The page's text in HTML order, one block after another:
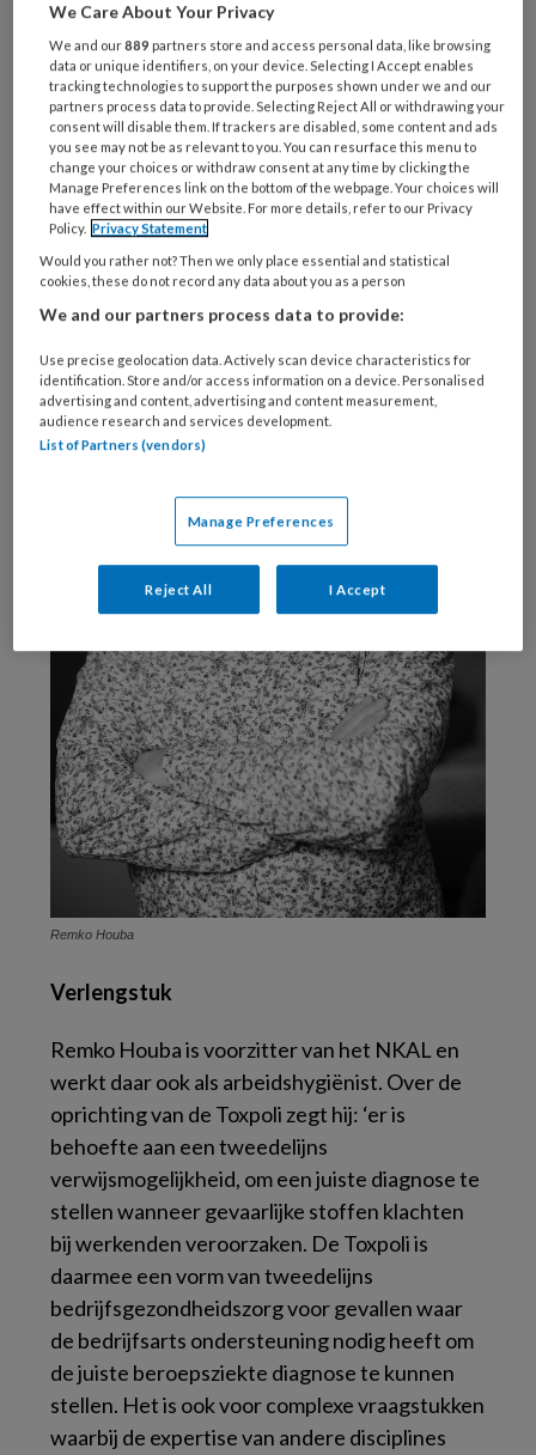
bloedaandoeningen die door het werken met
gevaarlijke stoffen kunnen ontstaan.
Patiënten worden in de nieuwe polikliniek
onderzocht door een interdisciplinair team (zie
kader) waaronderFrits van Rooy, bedrijfsarts
en (deeltijd-)hoogleraar Vroegsignalering en
Preventie van Beroepsziekten.
Remko Houba
Verlengstuk
Remko Houba is voorzitter van het NKAL en
werkt daar ook als arbeidshygiënist. Over de
oprichting van de Toxpoli zegt hij: ‘er is
behoefte aan een tweedelijns
verwijsmogelijkheid, om een juiste diagnose te
stellen wanneer gevaarlijke stoffen klachten
bij werkenden veroorzaken. De Toxpoli is
daarmee een vorm van tweedelijns
bedrijfsgezondheidszorg voor gevallen waar
de bedrijfsarts ondersteuning nodig heeft om
de juiste beroepsziekte diagnose te kunnen
stellen. Het is ook voor complexe vraagstukken
waarbij de expertise van andere disciplines
We Care About Your Privacy
We and our889 partners store and access personal data, like browsing
data or unique identifiers, on your device. Selecting I Accept enables
tracking technologies to support the purposes shown under we and our
partners process data to provide. Selecting Reject All or withdrawing your
consent will disable them. If trackers are disabled, some content and ads
you see may not be as relevant to you. You can resurface this menu to
change your choices or withdraw consent at any time by clicking the
Manage Preferences link on the bottom of the webpage. Your choices will
have effect within our Website. For more details, refer to our Privacy
Policy. Privacy Statement
Would you rather not? Then we only place essential and statistical
cookies, these do not record any data about you as a person
We and our partners process data to provide:
Use precise geolocation data. Actively scan device characteristics for
identification. Store and/or access information on a device. Personalised
advertising and content, advertising and content measurement,
audience research and services development.
List of Partners (vendors)
Manage Preferences
Reject All I Accept